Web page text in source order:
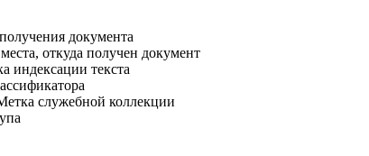
документа
откуда получен документ
индексации текста
служебной коллекции